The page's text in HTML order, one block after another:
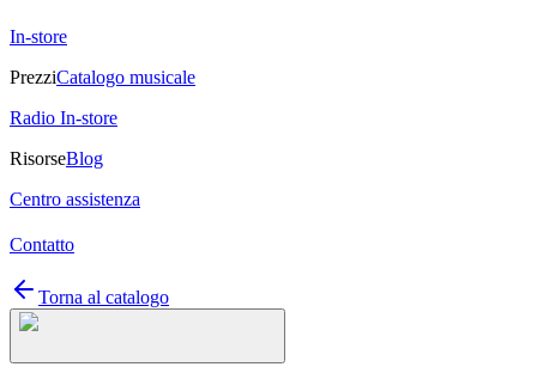
In-store
PrezziCatalogo musicale
Radio In-store
RisorseBlog
Centro assistenza
Contatto
Torna al catalogo